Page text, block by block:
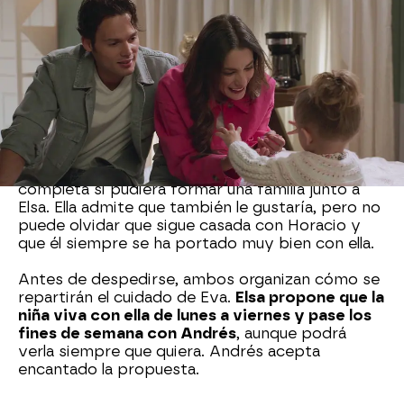
Poco después,Verónica fallece.
Mientras tanto,
Andrés y Elsa lo preparan todo para regresar a
San Juan y reunirse con sus familias. Antes de
partir, aprovechan un momento a solas con Eva
para disfrutar de su compañía ycelebrar que,
por fin, han recuperado a su hija.
Ya en el aeropuerto, Andrés no puede ocultar su
felicidad por haber recuperado a la pequeña. Sin
embargo, reconoce que su felicidad sería
completa si pudiera formar una familia junto a
Elsa. Ella admite que también le gustaría, pero no
puede olvidar que sigue casada con Horacio y
que él siempre se ha portado muy bien con ella.
Antes de despedirse, ambos organizan cómo se
repartirán el cuidado de Eva. Elsa propone que la
niña viva con ella de lunes a viernes y pase los
fines de semana con Andrés, aunque podrá
verla siempre que quiera. Andrés acepta
encantado la propuesta.